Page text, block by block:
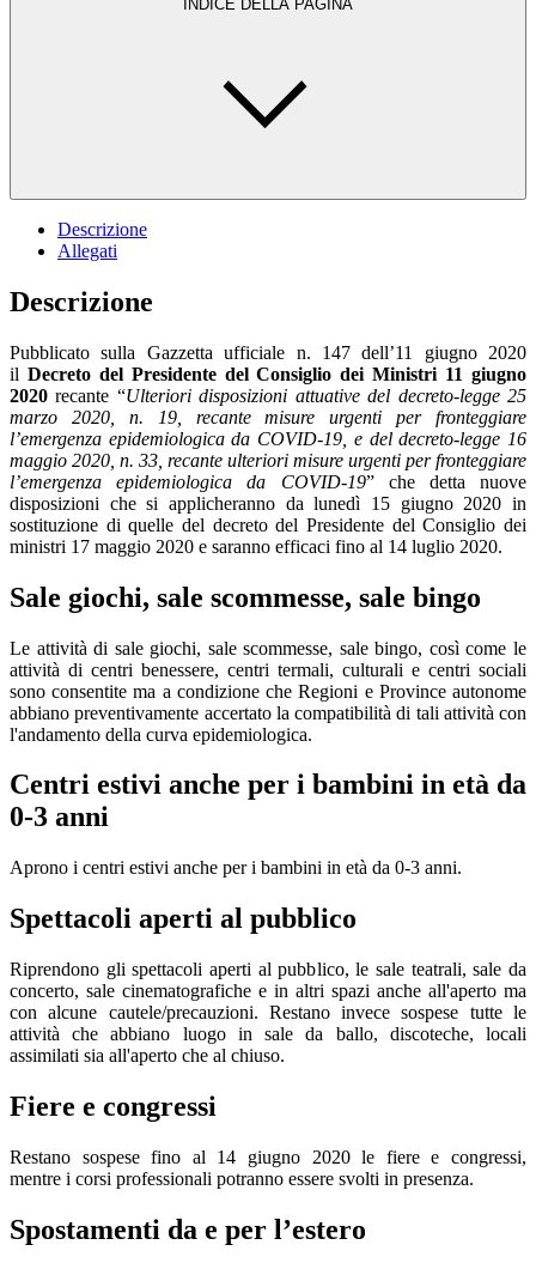
INDICE DELLA PAGINA
Descrizione
Allegati
Descrizione
Pubblicato sulla Gazzetta ufficiale n. 147 dell’11 giugno 2020
il Decreto del Presidente del Consiglio dei Ministri 11 giugno
2020 recante “Ulteriori disposizioni attuative del decreto-legge 25
marzo 2020, n. 19, recante misure urgenti per fronteggiare
l’emergenza epidemiologica da COVID-19, e del decreto-legge 16
maggio 2020, n. 33, recante ulteriori misure urgenti per fronteggiare
l’emergenza epidemiologica da COVID-19” che detta nuove
disposizioni che si applicheranno da lunedì 15 giugno 2020 in
sostituzione di quelle del decreto del Presidente del Consiglio dei
ministri 17 maggio 2020 e saranno efficaci fino al 14 luglio 2020.
Sale giochi, sale scommesse, sale bingo
Le attività di sale giochi, sale scommesse, sale bingo, così come le
attività di centri benessere, centri termali, culturali e centri sociali
sono consentite ma a condizione che Regioni e Province autonome
abbiano preventivamente accertato la compatibilità di tali attività con
l'andamento della curva epidemiologica.
Centri estivi anche per i bambini in età da
0-3 anni
Aprono i centri estivi anche per i bambini in età da 0-3 anni.
Spettacoli aperti al pubblico
Riprendono gli spettacoli aperti al pubblico, le sale teatrali, sale da
concerto, sale cinematografiche e in altri spazi anche all'aperto ma
con alcune cautele/precauzioni. Restano invece sospese tutte le
attività che abbiano luogo in sale da ballo, discoteche, locali
assimilati sia all'aperto che al chiuso.
Fiere e congressi
Restano sospese fino al 14 giugno 2020 le fiere e congressi,
mentre i corsi professionali potranno essere svolti in presenza.
Spostamenti da e per l’estero